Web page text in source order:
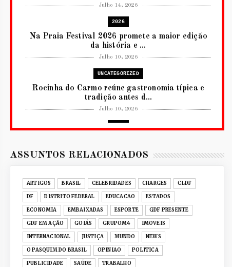
Julho 14, 2026
2026
Na Praia Festival 2026 promete a maior edição
da história e ...
Julho 10, 2026
UNCATEGORIZED
Rocinha do Carmo reúne gastronomia típica e
tradição antes d...
Julho 10, 2026
BRASÍLIA COM CULTURA, DIPLOM...
UNCATEGORIZED
Senac-DF leva oficinas gastronômicas à 33ª
Expochê com recei...
Junho 15, 2026
ACERVO DIGITAL
Acervo histórico de O Pasquim ganha novas
edições digitais e...
Junho 14, 2026
ASSUNTOS RELACIONADOS
ARTIGOS BRASIL CELEBRIDADES CHARGES CLDF
DF DISTRITO FEDERAL EDUCACAO ESTADOS
ECONOMIA EMBAIXADAS ESPORTE GDF PRESENTE
GDF EM AÇÃO GOIÁS GRUPOM4 IMOVEIS
INTERNACIONAL JUSTIÇA MUNDO NEWS
O PASQUIM DO BRASIL OPINIAO POLITICA
PUBLICIDADE SAÚDE TRABALHO